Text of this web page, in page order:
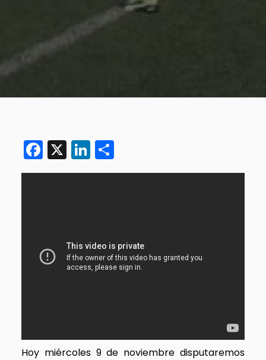
Facebook
X LinkedIn
Hoy miércoles 9 de noviembre disputaremos